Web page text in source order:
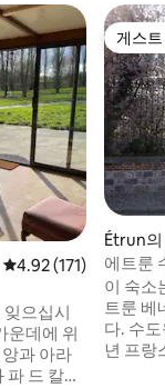
평점 4.92점(5점 만점
4.92 (171)
으십시
운데에 위
드 칼레
게스
게스
Étrun의
에트룬
이 숙소
트룬 베
다. 수
년 프랑